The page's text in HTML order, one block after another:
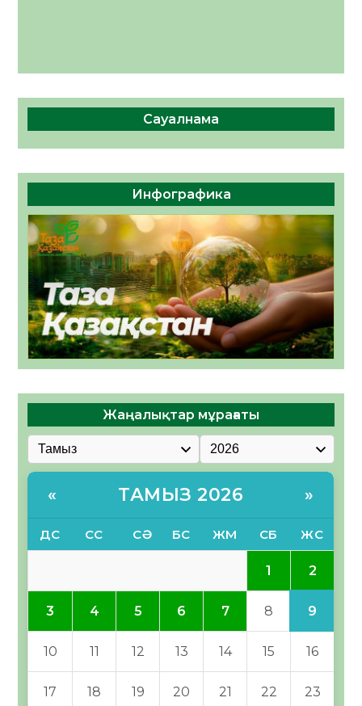
Сауалнама
Инфографика
Жаңалықтар мұрағаты
« ТАМЫЗ 2026 »
ДС СС СӘ БС ЖМ СБ ЖС
1 2
3 4 5 6 7 8 9
10 11 12 13 14 15 16
17 18 19 20 21 22 23